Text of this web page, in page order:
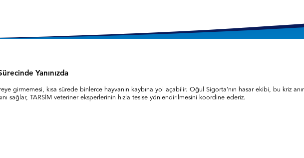
Yanınızda
girmemesi, kısa sürede binlerce hayvanın kaybına yol açabilir. Oğul Sigorta'nın hasar ekibi, bu kriz
sağlar, TARSİM veteriner eksperlerinin hızla tesise yönlendirilmesini koordine ederiz.